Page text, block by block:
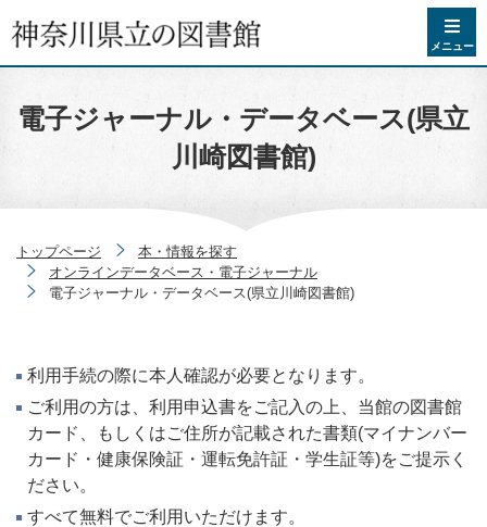
コンテンツへスキップ
メニュー
電子ジャーナル・データベース(県立
川崎図書館)
トップページ
本・情報を探す
オンラインデータベース・電子ジャーナル
電子ジャーナル・データベース(県立川崎図書館)
利用手続の際に本人確認が必要となります。
ご利用の方は、利用申込書をご記入の上、当館の図書館
カード、もしくはご住所が記載された書類(マイナンバー
カード・健康保険証・運転免許証・学生証等)をご提示く
ださい。
すべて無料でご利用いただけます。